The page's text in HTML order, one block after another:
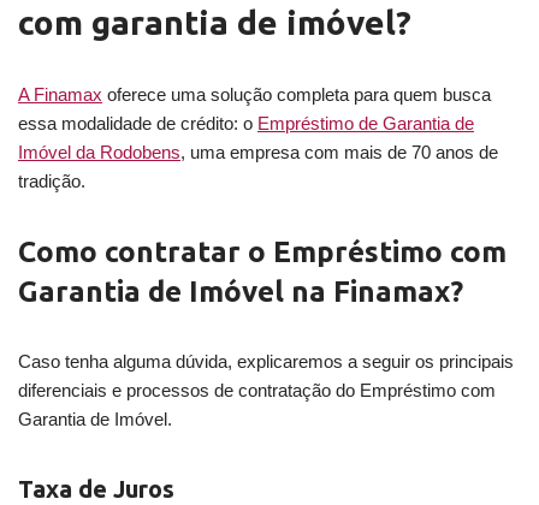
com garantia de imóvel?
A Finamax oferece uma solução completa para quem busca
essa modalidade de crédito: o Empréstimo de Garantia de
Imóvel da Rodobens, uma empresa com mais de 70 anos de
tradição.
Como contratar o Empréstimo com
Garantia de Imóvel na Finamax?
Caso tenha alguma dúvida, explicaremos a seguir os principais
diferenciais e processos de contratação do Empréstimo com
Garantia de Imóvel.
Taxa de Juros